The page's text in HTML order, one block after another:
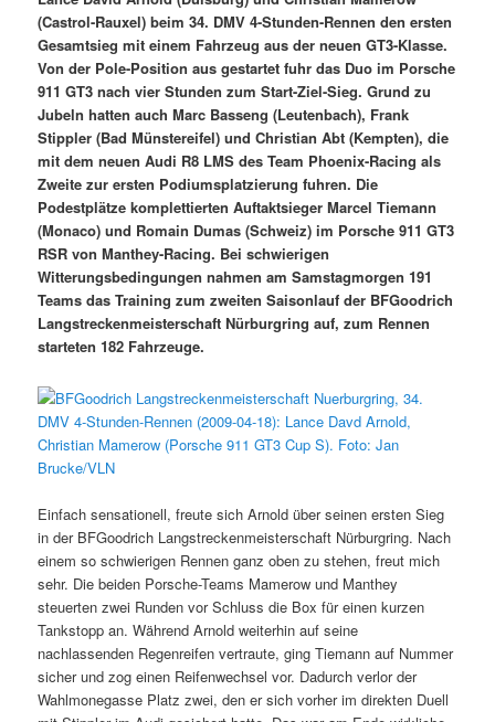
(Castrol-Rauxel) beim 34. DMV 4-Stunden-Rennen den ersten
Gesamtsieg mit einem Fahrzeug aus der neuen GT3-Klasse.
Von der Pole-Position aus gestartet fuhr das Duo im Porsche
911 GT3 nach vier Stunden zum Start-Ziel-Sieg. Grund zu
Jubeln hatten auch Marc Basseng (Leutenbach), Frank
Stippler (Bad Münstereifel) und Christian Abt (Kempten), die
mit dem neuen Audi R8 LMS des Team Phoenix-Racing als
Zweite zur ersten Podiumsplatzierung fuhren. Die
Podestplätze komplettierten Auftaktsieger Marcel Tiemann
(Monaco) und Romain Dumas (Schweiz) im Porsche 911 GT3
RSR von Manthey-Racing. Bei schwierigen
Witterungsbedingungen nahmen am Samstagmorgen 191
Teams das Training zum zweiten Saisonlauf der BFGoodrich
Langstreckenmeisterschaft Nürburgring auf, zum Rennen
starteten 182 Fahrzeuge.
Einfach sensationell, freute sich Arnold über seinen ersten Sieg
in der BFGoodrich Langstreckenmeisterschaft Nürburgring. Nach
einem so schwierigen Rennen ganz oben zu stehen, freut mich
sehr. Die beiden Porsche-Teams Mamerow und Manthey
steuerten zwei Runden vor Schluss die Box für einen kurzen
Tankstopp an. Während Arnold weiterhin auf seine
nachlassenden Regenreifen vertraute, ging Tiemann auf Nummer
sicher und zog einen Reifenwechsel vor. Dadurch verlor der
Wahlmonegasse Platz zwei, den er sich vorher im direkten Duell